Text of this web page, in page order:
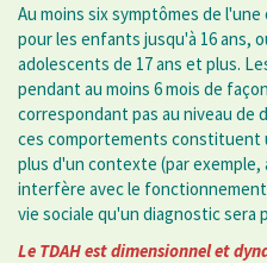
Au moins six symptômes de
pour les enfants jusqu'à 16 ans,
adolescents de 17 ans et plus.
pendant au moins 6 mois de
correspondant pas au niveau de
ces comportements constituent
plus d'un contexte (par exemple,
interfère avec le fonctionnement
vie sociale qu'un diagnostic sera
Le TDAH est dimensionnel et